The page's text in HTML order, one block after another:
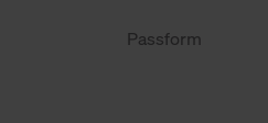
Passform